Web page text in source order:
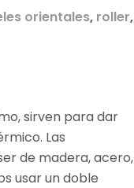
orientales, roller,
sirven para dar
Las
de madera, acero,
usar un doble